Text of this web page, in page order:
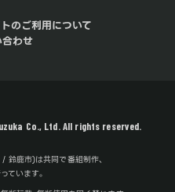
のご利用について
合わせ
Co., Ltd. All rights reserved.
鹿市)は共同で番組制作、
ています。